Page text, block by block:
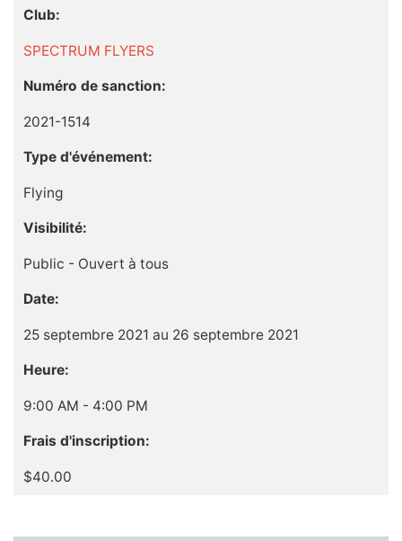
Club:
SPECTRUM FLYERS
Numéro de sanction:
2021-1514
Type d'événement:
Flying
Visibilité:
Public - Ouvert à tous
Date:
25 septembre 2021 au 26 septembre 2021
Heure:
9:00 AM - 4:00 PM
Frais d'inscription:
$40.00